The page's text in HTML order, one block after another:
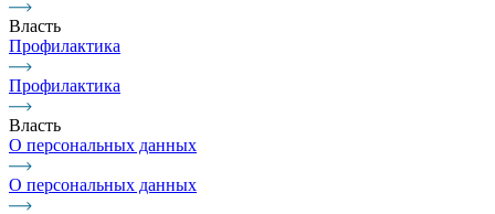
Власть
Профилактика
Профилактика
Власть
О персональных данных
О персональных данных